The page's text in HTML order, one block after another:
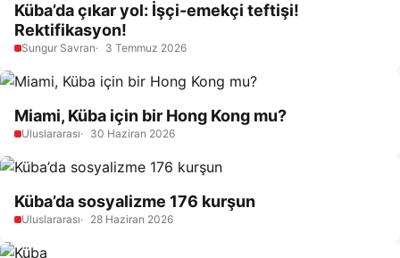
Küba’da çıkar yol: İşçi-emekçi teftişi!
Rektifikasyon!
Sungur Savran 3 Temmuz 2026
Miami, Küba için bir Hong Kong mu?
Uluslararası 30 Haziran 2026
Küba’da sosyalizme 176 kurşun
Uluslararası 28 Haziran 2026